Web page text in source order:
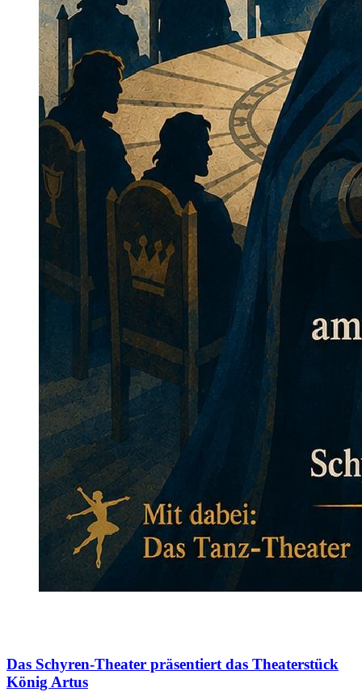
Das Schyren-Theater präsentiert das Theaterstück
König Artus